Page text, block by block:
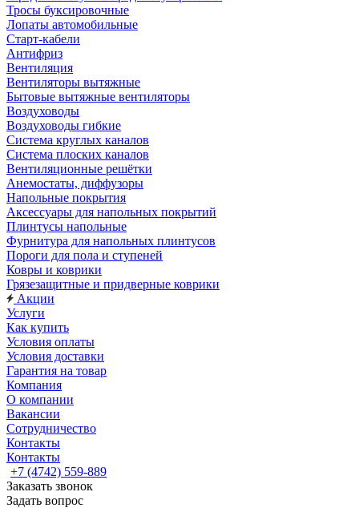
Тросы буксировочные
Лопаты автомобильные
Старт-кабели
Антифриз
Вентиляция
Вентиляторы вытяжные
Бытовые вытяжные вентиляторы
Воздуховоды
Воздуховоды гибкие
Система круглых каналов
Система плоских каналов
Вентиляционные решётки
Анемостаты, диффузоры
Напольные покрытия
Аксессуары для напольных покрытий
Плинтусы напольные
Фурнитура для напольных плинтусов
Пороги для пола и ступеней
Ковры и коврики
Грязезащитные и придверные коврики
Акции
Услуги
Как купить
Условия оплаты
Условия доставки
Гарантия на товар
Компания
О компании
Вакансии
Сотрудничество
Контакты
Контакты
+7 (4742) 559-889
Заказать звонок
Задать вопрос